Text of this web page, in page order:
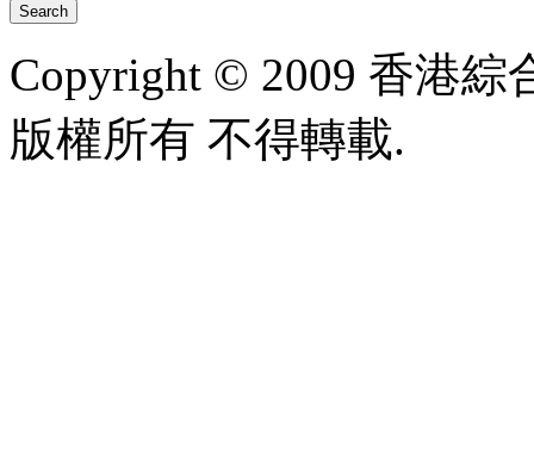
Copyright © 2009 香港綜
版權所有 不得轉載.